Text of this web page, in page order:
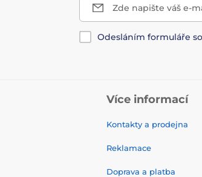
Zde napište váš e-
Odesláním formuláře
Více informací
Kontakty a prodejna
Reklamace
Doprava a platba